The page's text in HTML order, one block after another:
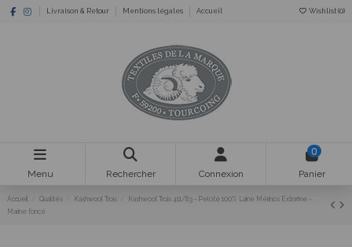
Livraison & Retour Mentions légales Accueil Wishlist (0)
Menu Rechercher Connexion
0
Panier
Accueil Qualités Kashwool Trois
Kashwool Trois 411/83 - Pelote 100% Laine Mérinos Extrafine -
Marine foncé